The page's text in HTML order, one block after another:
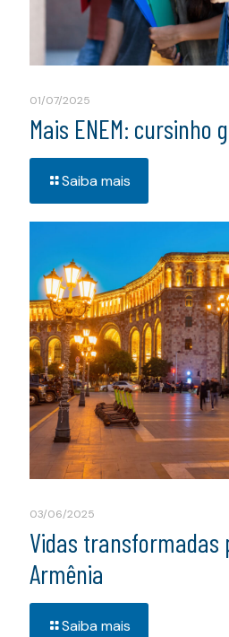
01/07/2025
Mais ENEM: cursinho
Saiba mais
03/06/2025
Vidas transformadas
Armênia
Saiba mais